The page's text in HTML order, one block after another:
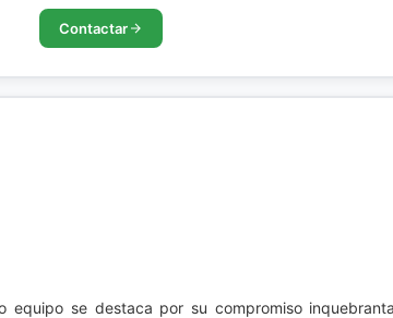
Contactar
equipo se destaca por su compromiso